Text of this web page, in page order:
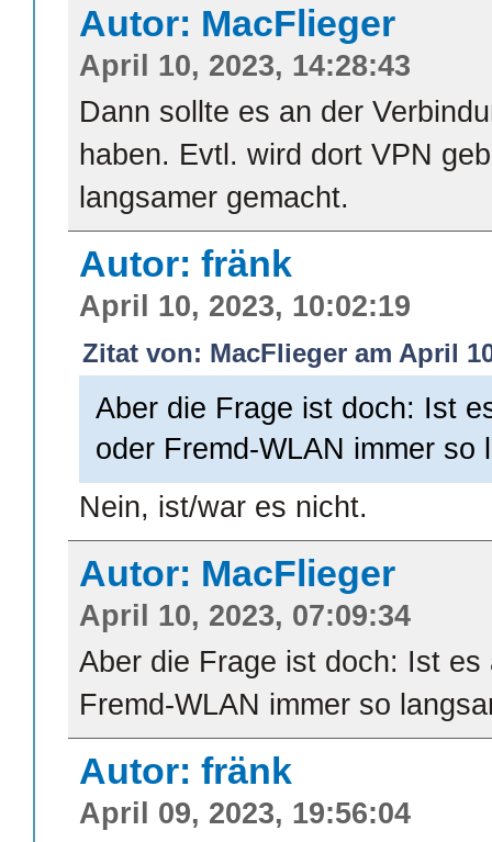
Autor: MacFlieger
April 10, 2023, 14:28:43
Dann sollte es an der
haben. Evtl. wird dort VPN
langsamer gemacht.
Autor: fränk
April 10, 2023, 10:02:19
Zitat von: MacFlieger am April
Aber die Frage ist doch: Ist
oder Fremd-WLAN immer so
Nein, ist/war es nicht.
Autor: MacFlieger
April 10, 2023, 07:09:34
Aber die Frage ist doch: Ist
Fremd-WLAN immer so
Autor: fränk
April 09, 2023, 19:56:04